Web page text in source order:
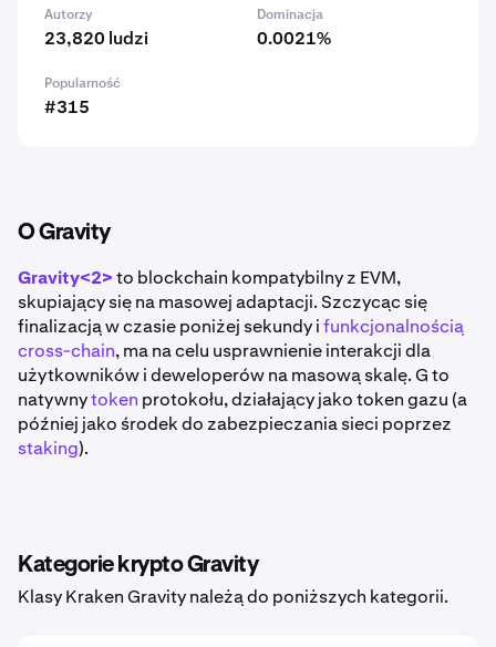
Autorzy
23,820 ludzi
Dominacja
0.0021%
Popularność
#315
O Gravity
Gravity<2>to blockchain kompatybilny z EVM,
skupiający się na masowej adaptacji. Szczycąc się
finalizacją w czasie poniżej sekundy ifunkcjonalnością
cross-chain, ma na celu usprawnienie interakcji dla
użytkowników i deweloperów na masową skalę. G to
natywnytoken protokołu, działający jako token gazu (a
później jako środek do zabezpieczania sieci poprzez
staking).
Kategorie krypto Gravity
Klasy Kraken Gravity należą do poniższych kategorii.